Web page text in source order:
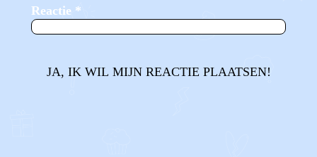
Reactie *
JA, IK WIL MIJN REACTIE PLAATSEN!